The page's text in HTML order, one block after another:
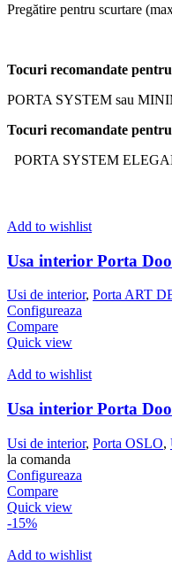
Pregătire pentru scurtare
Tocuri recomandate pentru
PORTA SYSTEM sau
Tocuri recomandate pentru
PORTA SYSTEM
Add to wishlist
Usa interior Porta
Usi de interior, Porta ART
Configureaza
Compare
Quick view
Add to wishlist
Usa interior Porta
Usi de interior, Porta OSLO,
la comanda
Configureaza
Compare
Quick view
-15%
Add to wishlist